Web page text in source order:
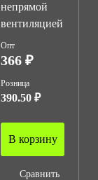
непрямой
вентиляцией
Опт
366 ₽
Розница
390.50 ₽
В корзину
Сравнить